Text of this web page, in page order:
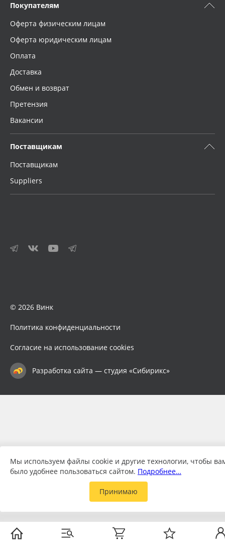
Покупателям
Оферта физическим лицам
Оферта юридическим лицам
Оплата
Доставка
Обмен и возврат
Претензия
Вакансии
Поставщикам
Поставщикам
Suppliers
© 2026 Винк
Политика конфиденциальности
Согласие на использование cookies
Разработка сайта — студия «Сибирикс»
Мы используем файлы cookie и другие технологии, чтобы
было удобнее пользоваться сайтом. Подробнее…
Принимаю